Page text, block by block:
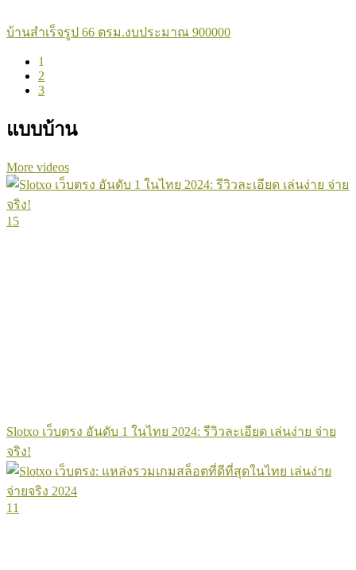
บ้านสำเร็จรูป 66 ตรม.งบประมาณ 900000
1
2
3
แบบบ้าน
More videos
15
Slotxo เว็บตรง อันดับ 1 ในไทย 2024: รีวิวละเอียด เล่นง่าย จ่าย
จริง!
11